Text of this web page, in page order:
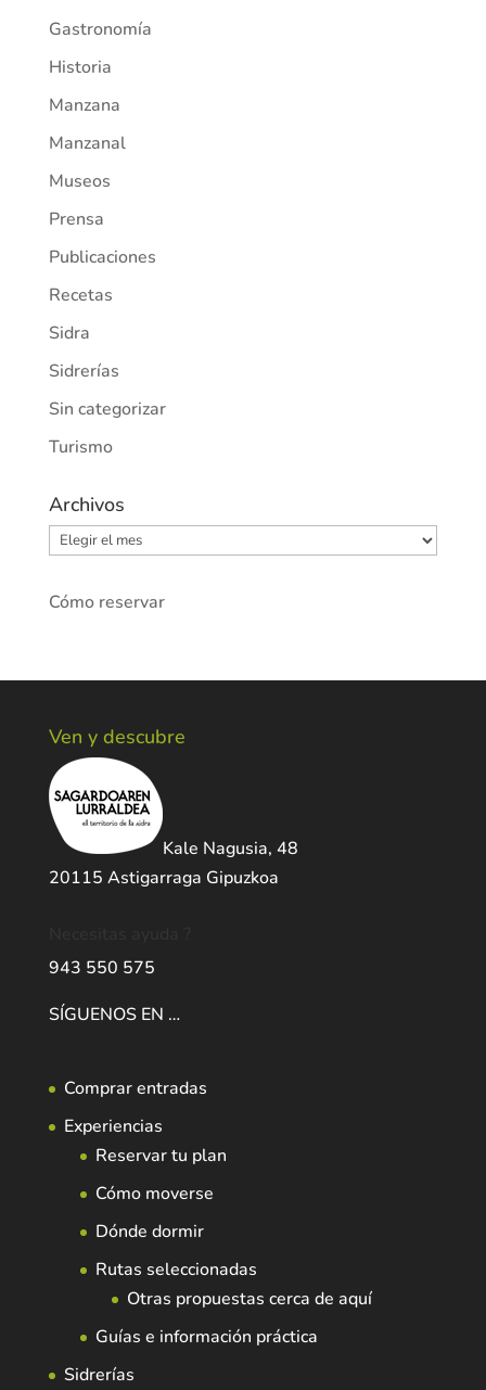
Gastronomía
Historia
Manzana
Manzanal
Museos
Prensa
Publicaciones
Recetas
Sidra
Sidrerías
Sin categorizar
Turismo
Archivos
Archivos
Cómo reservar
Ven y descubre
Kale Nagusia, 48
20115 Astigarraga Gipuzkoa
943 550 575
SÍGUENOS EN …
Comprar entradas
Experiencias
Reservar tu plan
Cómo moverse
Dónde dormir
Rutas seleccionadas
Otras propuestas cerca de aquí
Guías e información práctica
Sidrerías